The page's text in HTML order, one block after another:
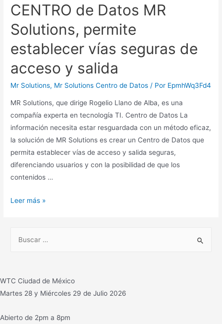
CENTRO de Datos MR
Solutions, permite
establecer vías seguras de
acceso y salida
Mr Solutions, Mr Solutions Centro de Datos / Por EpmhWq3Fd4
MR Solutions, que dirige Rogelio Llano de Alba, es una
compañía experta en tecnología TI. Centro de Datos La
información necesita estar resguardada con un método eficaz,
la solución de MR Solutions es crear un Centro de Datos que
permita establecer vías de acceso y salida seguras,
diferenciando usuarios y con la posibilidad de que los
contenidos …
CENTRO
MR
seguras
Leer más »
WTC Ciudad de México
Martes 28 y Miércoles 29 de Julio 2026
Abierto de 2pm a 8pm